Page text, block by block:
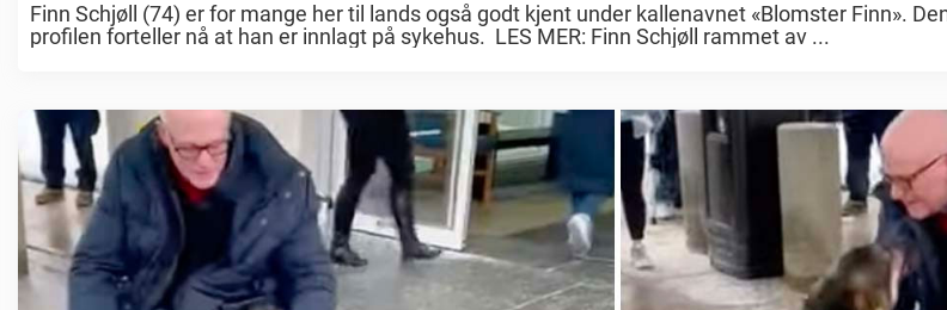
Finn Schjøll (74) er for mange her til lands også godt kjent under kallenavnet «Blomster Finn».
profilen forteller nå at han er innlagt på sykehus. LES MER: Finn Schjøll rammet av ...